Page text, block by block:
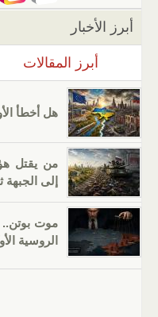
أبرز الأخبار
أبرز المقالات
هل أخطأ
من يقتل
إلى
موت بوتن..
الروسية